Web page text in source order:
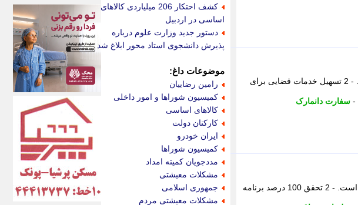
سپند امیرسلیمانی و همسرش مونا کرمی مشغول ضبط یک برنامه برای شبکه نسیم هستند. - 2 تسهیل خدمات قضایی برای
- سفارت دانمارک
گزارش بیشتری درباره علت وقوع این انفجار و خسارات احتمالی ناشی از آن مخابره نشده است. - 2 تحقق 100 درصد برنامه
کشف احتکار 206 میلیاردی کالاهای
اساسی در اردبیل
دستور جدید وزارت علوم درباره
پذیرش دانشجوی استاد محور ابلاغ شد
موضوعات داغ:
رامین رضاییان
کمیسیون شوراها و امور داخلی
کالاهای اساسی
کارکنان دولت
ایران خودرو
کمیسیون شوراها
مددجویان کمیته امداد
مشکلات معیشتی
جمهوری اسلامی
مشکلات معیشتی مردم
اکوفارس
اکونگار
اکونیوز
الف
انتشار آنلاین
اندیشه قرن
اندیشه معاصر
اندیشه ها
انرژی پرس
ای استخدام
ایتنا
ایراف
ایران آرت
ایران آنلاین
ایران زندگی